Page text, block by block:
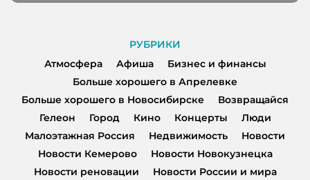
РУБРИКИ
Атмосфера
Афиша
Бизнес и финансы
Больше хорошего в Апрелевке
Больше хорошего в Новосибирске
Возвращайся
Гелеон
Город Кино Концерты
Люди
Малоэтажная Россия
Недвижимость
Новости
Новости Кемерово
Новости Новокузнецка
Новости реновации
Новости России и мира